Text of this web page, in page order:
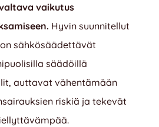
vaikutus
Hyvin suunnitellut
sähkösäädettävät
säädöillä
auttavat vähentämään
riskiä ja tekevät